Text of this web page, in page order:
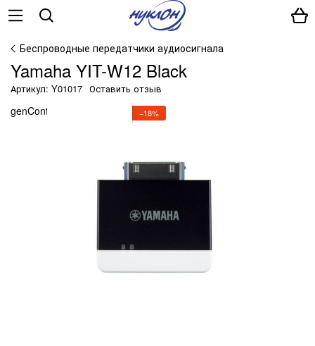
Беспроводные передатчики аудиосигнала
Yamaha YIT-W12 Black
Артикул: Y01017 Оставить отзыв
genContainerUniqueId() ?> −18%